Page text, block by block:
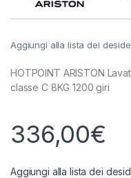
Aggiungi alla lista dei
HOTPOINT ARISTON
classe C 8KG 1200 giri
336,00€
Aggiungi alla lista dei